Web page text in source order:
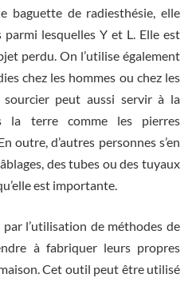
baguette de radiesthésie, elle
lesquelles Y et L. Elle est
perdu. On l’utilise également
chez les hommes ou chez les
sourcier peut aussi servir à la
la terre comme les pierres
outre, d’autres personnes s’en
des tubes ou des tuyaux
est importante.
par l’utilisation de méthodes de
à fabriquer leurs propres
Cet outil peut être utilisé